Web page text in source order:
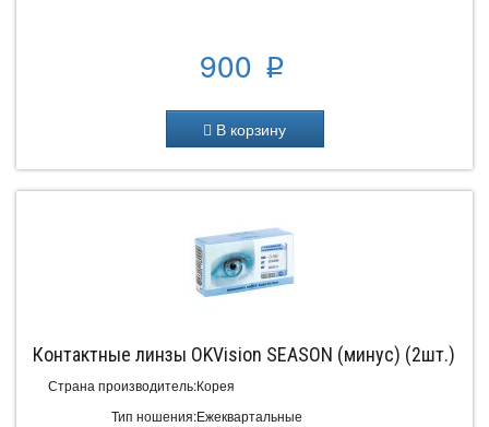
900 p
В корзину
Контактные линзы OKVision SEASON (минус) (2шт.)
Страна производитель:
Тип ношения:
Корея
Ежеквартальные